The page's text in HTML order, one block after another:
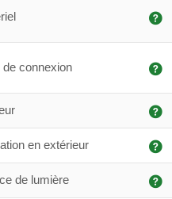
de connexion
en extérieur
de lumière